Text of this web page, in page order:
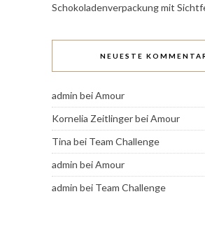
Schokoladenverpackung mit
NEUESTE
admin beiAmour
Kornelia ZeitlingerbeiAmour
Tina bei Team Challenge
admin beiAmour
admin bei Team Challenge